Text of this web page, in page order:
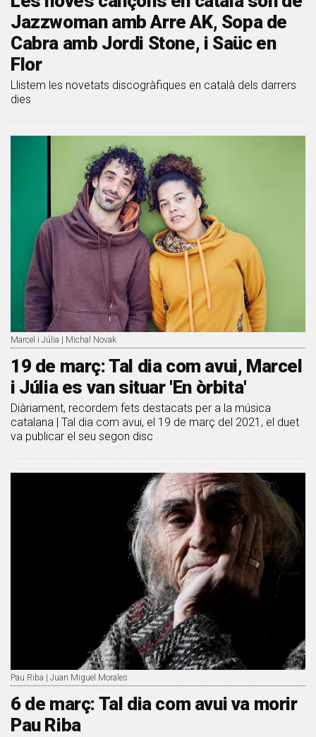
Jazzwoman amb Arre AK, Sopa de
Cabra amb Jordi Stone, i Saüc en
Flor
Llistem les novetats discogràfiques en català dels darrers
dies
Marcel i Júlia | Michal Novak
19 de març: Tal dia com avui, Marcel
i Júlia es van situar 'En òrbita'
Diàriament, recordem fets destacats per a la música
catalana | Tal dia com avui, el 19 de març del 2021, el duet
va publicar el seu segon disc
Pau Riba | Juan Miguel Morales
6 de març: Tal dia com avui va morir
Pau Riba